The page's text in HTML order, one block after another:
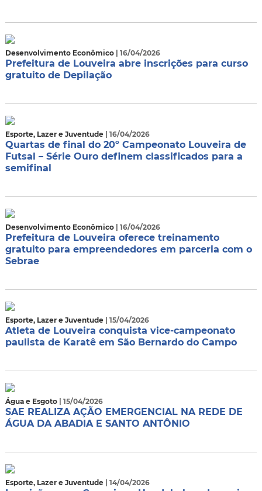
Desenvolvimento Econômico | 16/04/2026
Prefeitura de Louveira abre inscrições para curso
gratuito de Depilação
Esporte, Lazer e Juventude | 16/04/2026
Quartas de final do 20º Campeonato Louveira de
Futsal – Série Ouro definem classificados para a
semifinal
Desenvolvimento Econômico | 16/04/2026
Prefeitura de Louveira oferece treinamento
gratuito para empreendedores em parceria com o
Sebrae
Esporte, Lazer e Juventude | 15/04/2026
Atleta de Louveira conquista vice-campeonato
paulista de Karatê em São Bernardo do Campo
Água e Esgoto | 15/04/2026
SAE REALIZA AÇÃO EMERGENCIAL NA REDE DE
ÁGUA DA ABADIA E SANTO ANTÔNIO
Esporte, Lazer e Juventude | 14/04/2026